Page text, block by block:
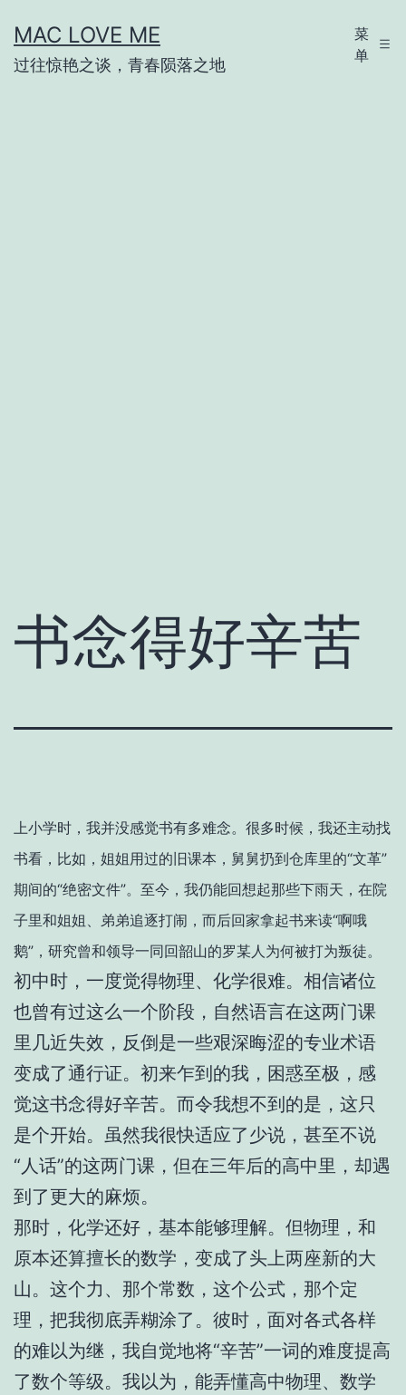
至
内
MAC LOVE ME
过往惊艳之谈，青春陨落之地
菜
单
书念得好辛苦
上小学时，我并没感觉书有多难念。很多时候，我还主动找
书看，比如，姐姐用过的旧课本，舅舅扔到仓库里的“文革”
期间的“绝密文件”。至今，我仍能回想起那些下雨天，在院
子里和姐姐、弟弟追逐打闹，而后回家拿起书来读“啊哦
鹅”，研究曾和领导一同回韶山的罗某人为何被打为叛徒。
初中时，一度觉得物理、化学很难。相信诸位
也曾有过这么一个阶段，自然语言在这两门课
里几近失效，反倒是一些艰深晦涩的专业术语
变成了通行证。初来乍到的我，困惑至极，感
觉这书念得好辛苦。而令我想不到的是，这只
是个开始。虽然我很快适应了少说，甚至不说
“人话”的这两门课，但在三年后的高中里，却遇
到了更大的麻烦。
那时，化学还好，基本能够理解。但物理，和
原本还算擅长的数学，变成了头上两座新的大
山。这个力、那个常数，这个公式，那个定
理，把我彻底弄糊涂了。彼时，面对各式各样
的难以为继，我自觉地将“辛苦”一词的难度提高
了数个等级。我以为，能弄懂高中物理、数学